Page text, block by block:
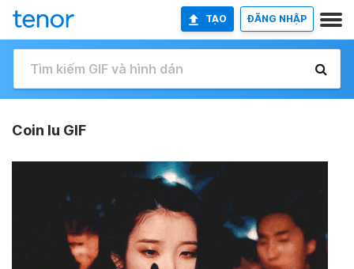
TẠO ĐĂNG NHẬP
Coin Iu GIF